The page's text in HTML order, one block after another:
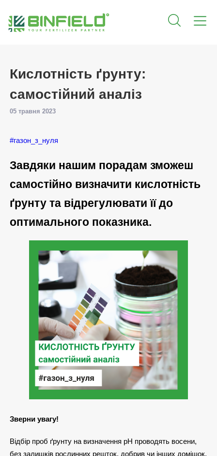
Кислотність ґрунту:
самостійний аналіз
05 травня 2023
#газон_з_нуля
Завдяки нашим порадам зможеш
самостійно визначити кислотність
ґрунту та відрегулювати її до
оптимального показника.
Зверни увагу!
Відбір проб ґрунту на визначення pH проводять восени,
без залишків рослинних решток, добрив чи інших домішок.